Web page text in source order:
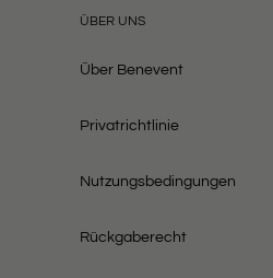
ÜBER UNS
Über Benevent
Privatrichtlinie
Nutzungsbedingungen
Rückgaberecht